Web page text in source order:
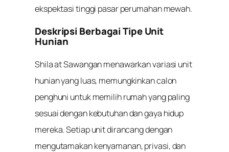
ekspektasi tinggi pasar perumahan mewah.
Deskripsi Berbagai Tipe Unit
Hunian
Shila at Sawangan menawarkan variasi unit
hunian yang luas, memungkinkan calon
penghuni untuk memilih rumah yang paling
sesuai dengan kebutuhan dan gaya hidup
mereka. Setiap unit dirancang dengan
mengutamakan kenyamanan, privasi, dan